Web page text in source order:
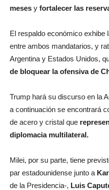
meses y fortalecer las
El respaldo económico exhibe
entre ambos mandatarios, y
Argentina y Estados Unidos,
de bloquear la ofensiva de
Trump hará su discurso en la
a continuación se encontrará
de acero y cristal que
diplomacia multilateral.
Milei, por su parte, tiene
par estadounidense junto a
de la Presidencia-, Luis